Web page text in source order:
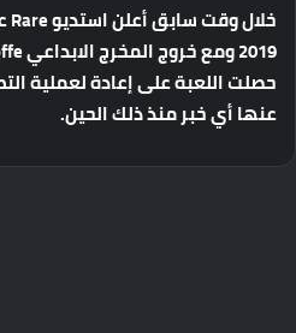
خلالوقتسابقأعلناستديو
2019ومعخروجالمخرجالابداعي
حصلتاللعبةعلىإعادةلعملية
عنهاأيخبرمنذذلكالحين.